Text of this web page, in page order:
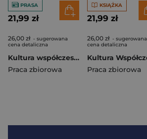
PRASA
21,99 zł
26,00 zł - sugerowana
cena detaliczna
Kultura współczesna 1/2024
Praca zbiorowa
KSIĄŻKA
21,99 zł
26,00 zł - sugerowana
cena detaliczna
Praca zbiorowa